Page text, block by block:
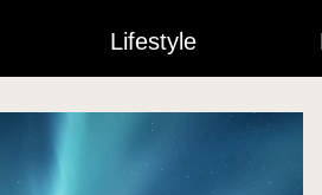
Lifestyle